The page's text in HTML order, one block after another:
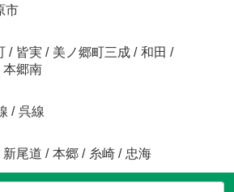
市
/ 皆実 / 美ノ郷町三成 / 和田 /
本郷南
/ 呉線
新尾道 / 本郷 / 糸崎 / 忠海